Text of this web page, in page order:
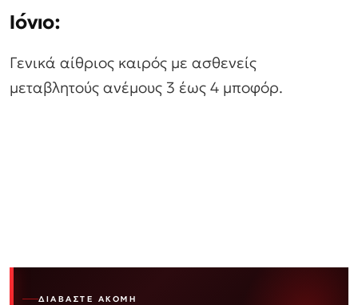
Ιόνιο:
Γενικά αίθριος καιρός με ασθενείς
μεταβλητούς ανέμους 3 έως 4 μποφόρ.
ΔΙΑΒΆΣΤΕ ΑΚΌΜΗ